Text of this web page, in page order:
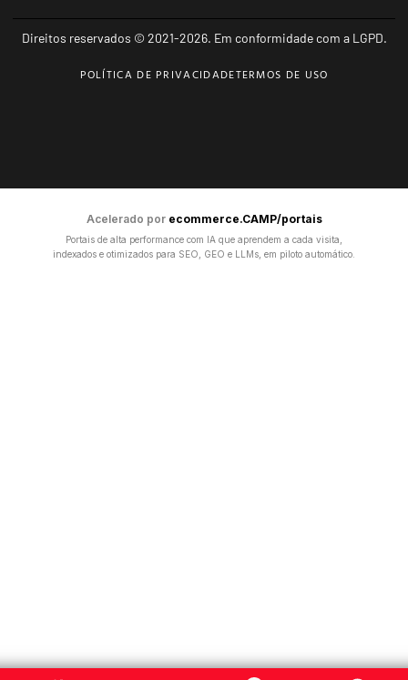
Direitos reservados © 2021-2026. Em conformidade com a LGPD.
POLÍTICA DE PRIVACIDADETERMOS DE USO
Acelerado por ecommerce.CAMP/portais
Portais de alta performance com IA que aprendem a cada visita,
indexados e otimizados para SEO, GEO e LLMs, em piloto automático.